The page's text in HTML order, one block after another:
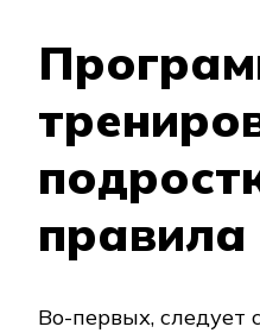
правила
Во-первых, следует